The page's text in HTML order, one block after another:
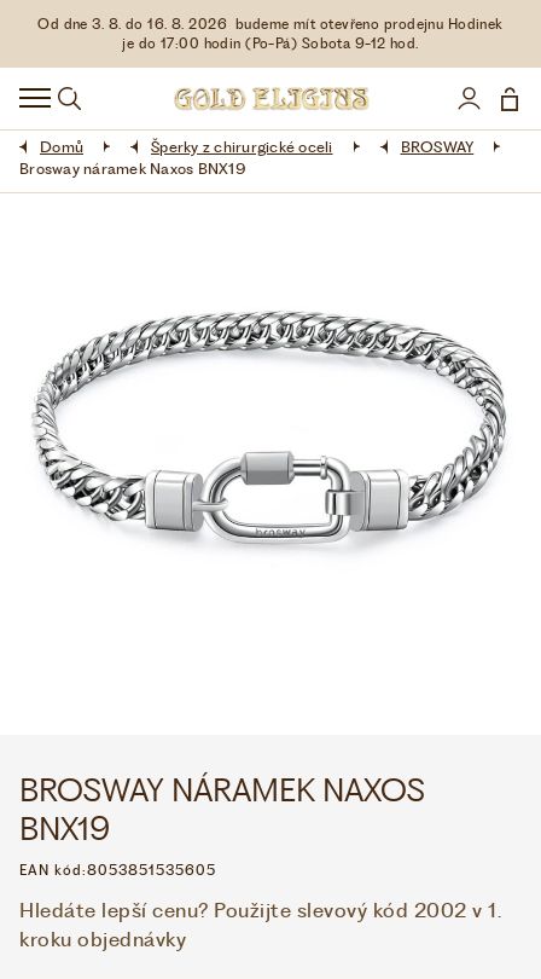
Od dne 3. 8. do 16. 8. 2026 budeme mít otevřeno prodejnu Hodinek
je do 17:00 hodin (Po-Pá) Sobota 9-12 hod.
HODINKY
DOPLŇKY
ŠPERKY
LÁSKA ❤
VŠE O NÁKUPU
KONTAKT
Domů Šperky z chirurgické oceli
BROSWAY
Brosway náramek Naxos BNX19
BROSWAY NÁRAMEK NAXOS
BNX19
EAN kód:8053851535605
Hledáte lepší cenu? Použijte slevový kód 2002 v 1.
kroku objednávky